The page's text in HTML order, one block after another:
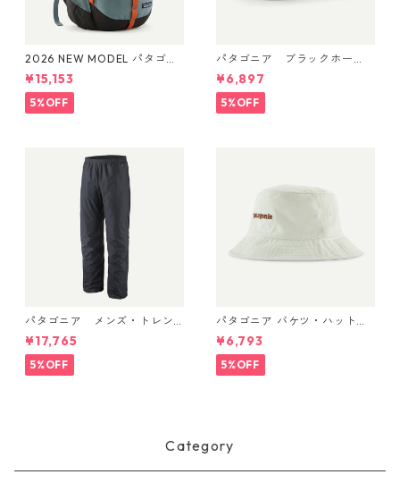
2026 NEW MODEL パタゴニ
ア レフュジオ・デイパック 2
6L Blue Sage 47914 Patagon
ia Refugio Daypack 26L 日
本正規品
¥15,153
5%OFF
パタゴニア ブラックホー
ル・キューブ 6L (カラー We
athered Stone) Patagonia B
lack Hole® Cube 6L 日本正規
品 製品番号 49367
¥6,897
5%OFF
パタゴニア メンズ・トレン
トシェル 3L・レイン・パンツ
（ショート） (カラー Black)
Patagonia Men's Torrentshe
ll 3L Rain Pants - Short 日本
¥17,765
5%OFF
パタゴニア バケツ・ハット 3
3595 Text Logo: Birch Whit
e
¥6,793
5%OFF
Category